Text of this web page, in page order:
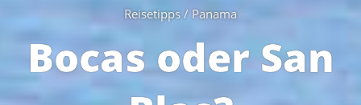
Reisetipps / Panama
Bocas oder San